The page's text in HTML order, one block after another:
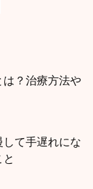
は？治療方法や
て手遅れにな